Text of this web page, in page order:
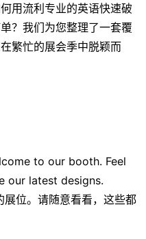
用流利专业的英语快速破
？我们为您整理了一套覆
繁忙的展会季中脱颖而
to our booth. Feel
our latest designs.
位。请随意看看，这些都